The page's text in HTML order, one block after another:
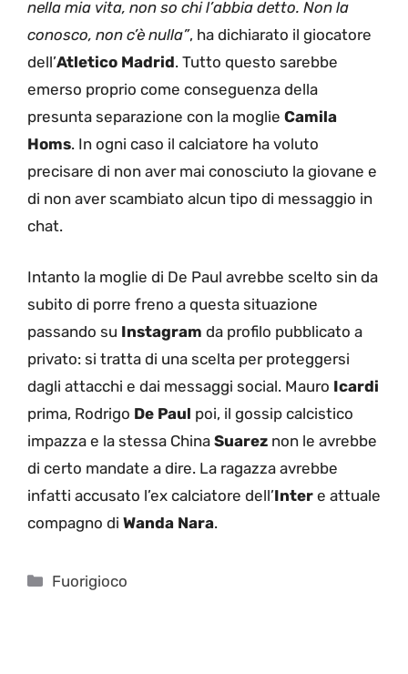
nella mia vita, non so chi l’abbia detto. Non la
conosco, non c’è nulla”, ha dichiarato il giocatore
dell’Atletico Madrid. Tutto questo sarebbe
emerso proprio come conseguenza della
presunta separazione con la moglie Camila
Homs. In ogni caso il calciatore ha voluto
precisare di non aver mai conosciuto la giovane e
di non aver scambiato alcun tipo di messaggio in
chat.
Intanto la moglie di De Paul avrebbe scelto sin da
subito di porre freno a questa situazione
passando su Instagram da profilo pubblicato a
privato: si tratta di una scelta per proteggersi
dagli attacchi e dai messaggi social. Mauro Icardi
prima, Rodrigo De Paul poi, il gossip calcistico
impazza e la stessa China Suarez non le avrebbe
di certo mandate a dire. La ragazza avrebbe
infatti accusato l’ex calciatore dell’Inter e attuale
compagno di Wanda Nara.
Categorie
Fuorigioco